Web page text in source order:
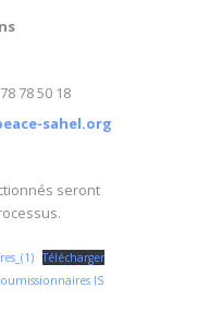
78 50 18
sahel.org
seront
Télécharger
IS